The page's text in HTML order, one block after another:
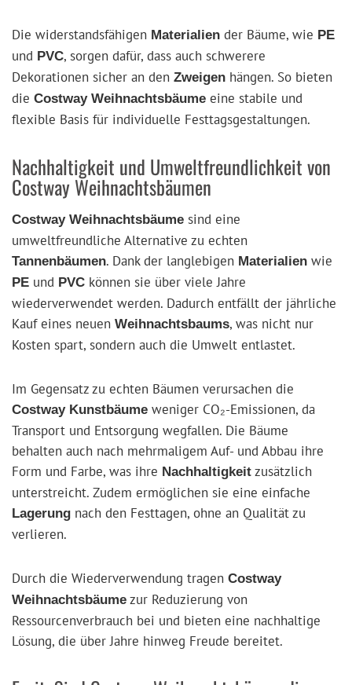
Die widerstandsfähigen Materialien der Bäume, wie PE
und PVC, sorgen dafür, dass auch schwerere
Dekorationen sicher an den Zweigen hängen. So bieten
die Costway Weihnachtsbäume eine stabile und
flexible Basis für individuelle Festtagsgestaltungen.
Nachhaltigkeit und Umweltfreundlichkeit von
Costway Weihnachtsbäumen
Costway Weihnachtsbäume sind eine
umweltfreundliche Alternative zu echten
Tannenbäumen. Dank der langlebigen Materialien wie
PE und PVC können sie über viele Jahre
wiederverwendet werden. Dadurch entfällt der jährliche
Kauf eines neuen Weihnachtsbaums, was nicht nur
Kosten spart, sondern auch die Umwelt entlastet.
Im Gegensatz zu echten Bäumen verursachen die
Costway Kunstbäume weniger CO₂-Emissionen, da
Transport und Entsorgung wegfallen. Die Bäume
behalten auch nach mehrmaligem Auf- und Abbau ihre
Form und Farbe, was ihre Nachhaltigkeit zusätzlich
unterstreicht. Zudem ermöglichen sie eine einfache
Lagerung nach den Festtagen, ohne an Qualität zu
verlieren.
Durch die Wiederverwendung tragen Costway
Weihnachtsbäume zur Reduzierung von
Ressourcenverbrauch bei und bieten eine nachhaltige
Lösung, die über Jahre hinweg Freude bereitet.